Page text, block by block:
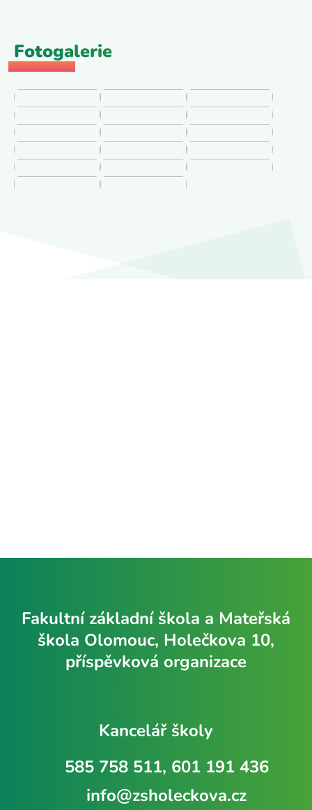
Fotogalerie
Fakultní základní škola a Mateřská
škola Olomouc, Holečkova 10,
příspěvková organizace
Kancelář školy
585 758 511, 601 191 436
info@zsholeckova.cz